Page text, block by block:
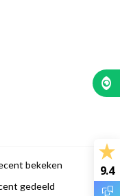
9.4
bekeken
gedeeld